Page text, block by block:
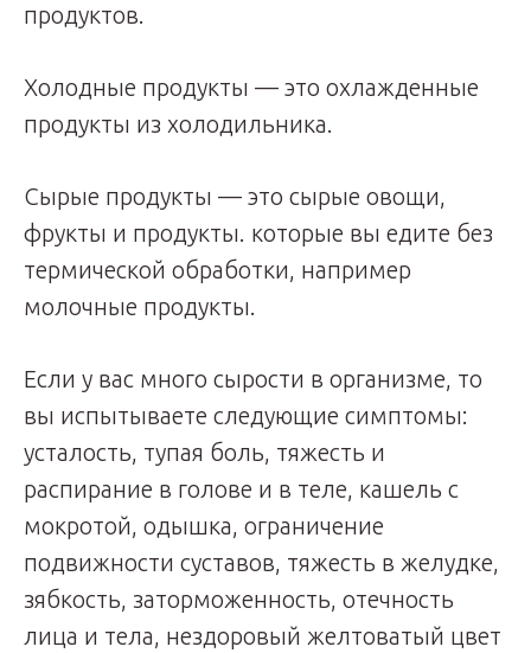
продуктов.
Холодные продукты — это охлажденные
продукты из холодильника.
Сырые продукты — это сырые овощи,
фрукты и продукты. которые вы едите без
термической обработки, например
молочные продукты.
Если у вас много сырости в организме, то
вы испытываете следующие симптомы:
усталость, тупая боль, тяжесть и
распирание в голове и в теле, кашель с
мокротой, одышка, ограничение
подвижности суставов, тяжесть в желудке,
зябкость, заторможенность, отечность
лица и тела, нездоровый желтоватый цвет